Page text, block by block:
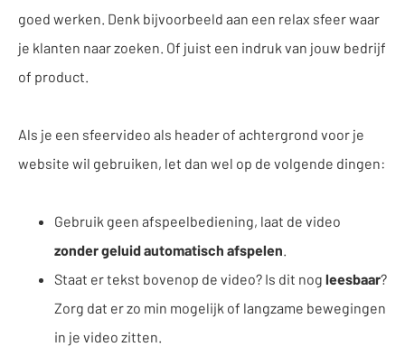
goed werken. Denk bijvoorbeeld aan een relax sfeer waar
je klanten naar zoeken. Of juist een indruk van jouw bedrijf
of product.
Als je een sfeervideo als header of achtergrond voor je
website wil gebruiken, let dan wel op de volgende dingen:
Gebruik geen afspeelbediening, laat de video
zonder geluid automatisch afspelen.
Staat er tekst bovenop de video? Is dit nog leesbaar?
Zorg dat er zo min mogelijk of langzame bewegingen
in je video zitten.